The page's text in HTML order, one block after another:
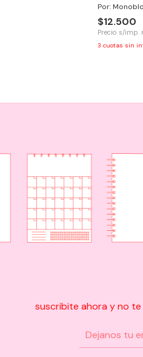
Por:
$12.500
Precio s/imp.
3 cuotas sin
suscribite ahora y no